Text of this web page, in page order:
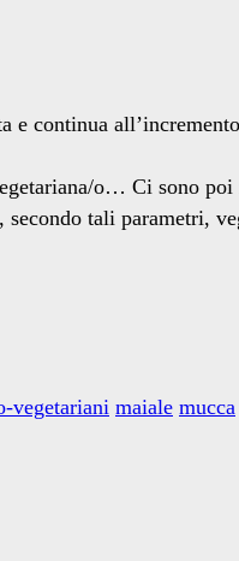
e continua
o… Ci sono poi
tali parametri,
vegetariani maiale mucca